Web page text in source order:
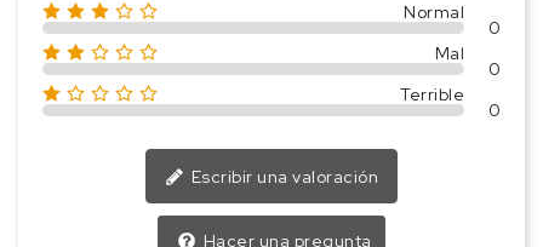
Normal
0
Mal
0
Terrible
0
Escribir una valoración
Hacer una pregunta